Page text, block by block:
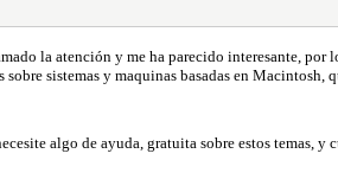
la atención y me ha parecido interesante,
sistemas y maquinas basadas en
algo de ayuda, gratuita sobre estos temas,